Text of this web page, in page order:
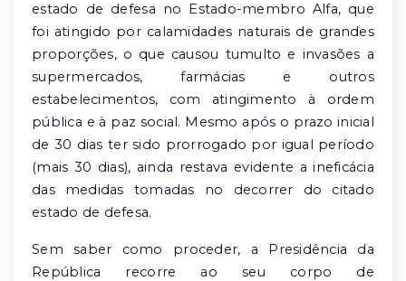
estado de defesa no Estado-membro Alfa, que
foi atingido por calamidades naturais de grandes
proporções, o que causou tumulto e invasões a
supermercados, farmácias e outros
estabelecimentos, com atingimento à ordem
pública e à paz social. Mesmo após o prazo inicial
de 30 dias ter sido prorrogado por igual período
(mais 30 dias), ainda restava evidente a ineficácia
das medidas tomadas no decorrer do citado
estado de defesa.
Sem saber como proceder, a Presidência da
República recorre ao seu corpo de